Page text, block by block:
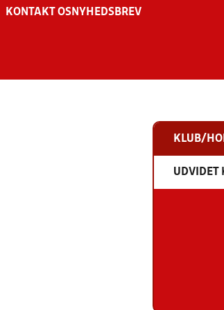
KONTAKT OS NYHEDSBREV
KLUB/
UDVIDET